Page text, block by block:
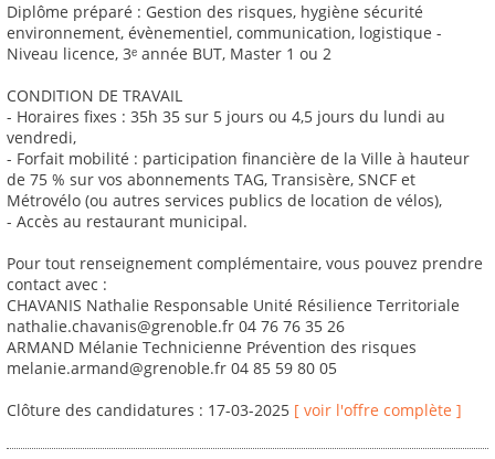
Diplôme préparé : Gestion des risques, hygiène sécurité
environnement, évènementiel, communication, logistique -
Niveau licence, 3ᵉ année BUT, Master 1 ou 2
CONDITION DE TRAVAIL
- Horaires fixes : 35h 35 sur 5 jours ou 4,5 jours du lundi au
vendredi,
- Forfait mobilité : participation financière de la Ville à hauteur
de 75 % sur vos abonnements TAG, Transisère, SNCF et
Métrovélo (ou autres services publics de location de vélos),
- Accès au restaurant municipal.
Pour tout renseignement complémentaire, vous pouvez prendre
contact avec :
CHAVANIS Nathalie Responsable Unité Résilience Territoriale
nathalie.chavanis@grenoble.fr 04 76 76 35 26
ARMAND Mélanie Technicienne Prévention des risques
melanie.armand@grenoble.fr 04 85 59 80 05
Clôture des candidatures : 17-03-2025 [ voir l'offre complète ]